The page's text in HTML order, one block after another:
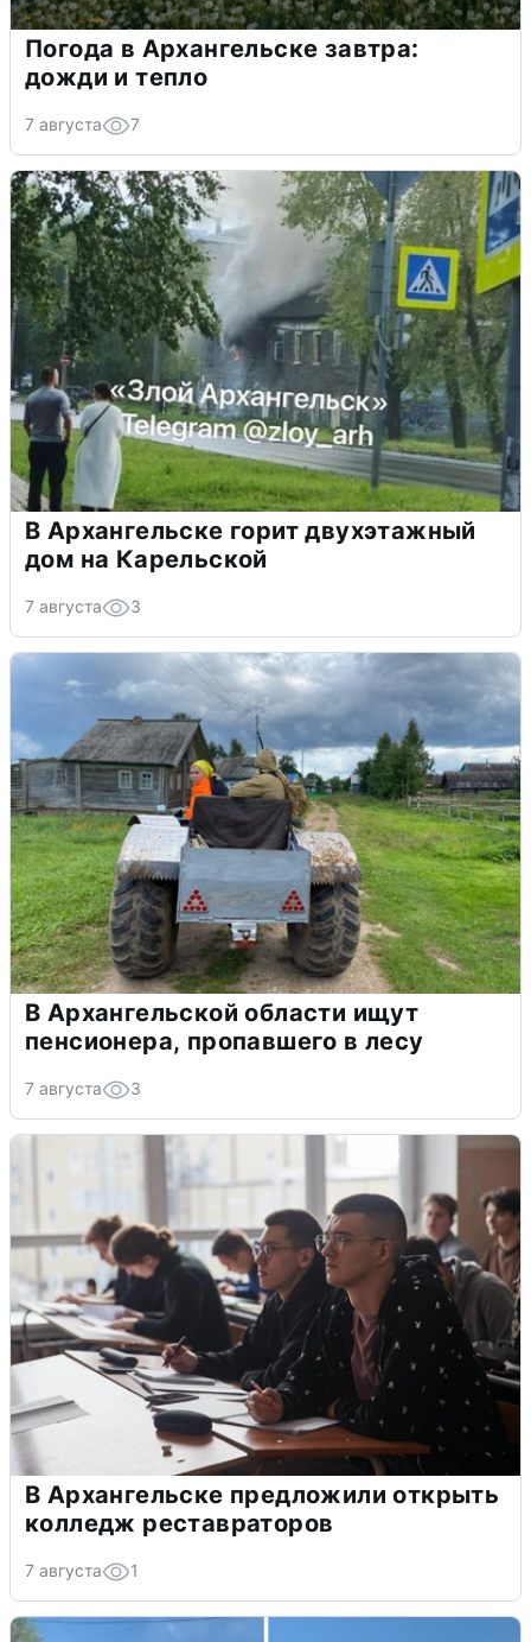
Погода в Архангельске завтра:
дожди и тепло
7 августа 7
В Архангельске горит двухэтажный
дом на Карельской
7 августа 3
В Архангельской области ищут
пенсионера, пропавшего в лесу
7 августа 3
В Архангельске предложили открыть
колледж реставраторов
7 августа 1